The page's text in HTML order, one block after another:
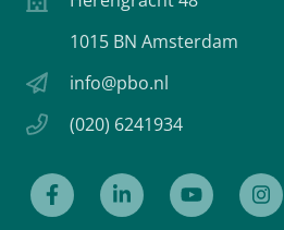
1015 BN Amsterdam
info@pbo.nl
(020) 6241934